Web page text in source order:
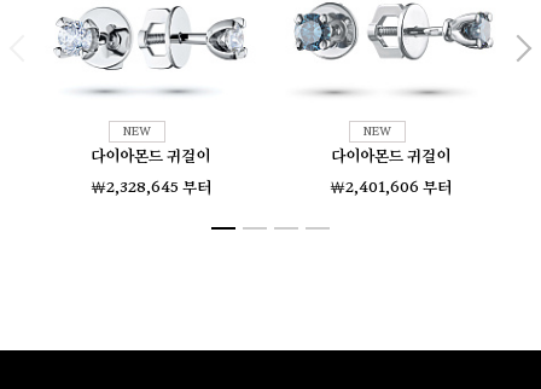
다이아몬드 귀걸이
￦2,328,645 부터
다이아몬드 귀걸이
￦2,401,606 부터